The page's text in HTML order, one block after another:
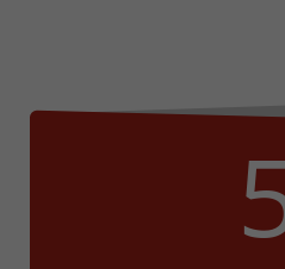
invoice-cpld@keyes.eu
CONTACT &